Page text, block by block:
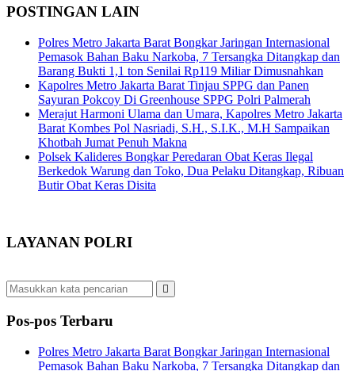
POSTINGAN LAIN
Polres Metro Jakarta Barat Bongkar Jaringan Internasional
Pemasok Bahan Baku Narkoba, 7 Tersangka Ditangkap dan
Barang Bukti 1,1 ton Senilai Rp119 Miliar Dimusnahkan
Kapolres Metro Jakarta Barat Tinjau SPPG dan Panen
Sayuran Pokcoy Di Greenhouse SPPG Polri Palmerah
Merajut Harmoni Ulama dan Umara, Kapolres Metro Jakarta
Barat Kombes Pol Nasriadi, S.H., S.I.K., M.H Sampaikan
Khotbah Jumat Penuh Makna
Polsek Kalideres Bongkar Peredaran Obat Keras Ilegal
Berkedok Warung dan Toko, Dua Pelaku Ditangkap, Ribuan
Butir Obat Keras Disita
LAYANAN POLRI
Pos-pos Terbaru
Polres Metro Jakarta Barat Bongkar Jaringan Internasional
Pemasok Bahan Baku Narkoba, 7 Tersangka Ditangkap dan